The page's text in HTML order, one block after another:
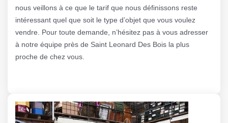
nous veillons à ce que le tarif que nous définissons reste
intéressant quel que soit le type d’objet que vous voulez
vendre. Pour toute demande, n’hésitez pas à vous adresser
à notre équipe près de Saint Leonard Des Bois la plus
proche de chez vous.